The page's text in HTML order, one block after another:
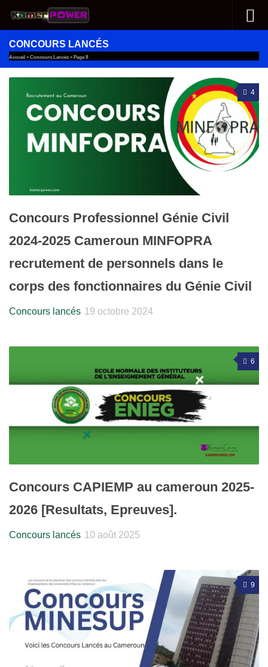
Au dessous du contenu
CONCOURS LANCÉS
Accueil » Concours Lancés » Page 8
4
Concours Professionnel Génie Civil
2024-2025 Cameroun MINFOPRA
recrutement de personnels dans le
corps des fonctionnaires du Génie Civil
Concours lancés 19 octobre 2024
6
Concours CAPIEMP au cameroun 2025-
2026 [Resultats, Epreuves].
Concours lancés 10 août 2025
9